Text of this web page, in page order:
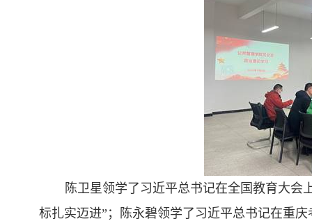
陈卫星领学了习近平总书记在全国教育大会
标扎实迈进”；陈永碧领学了习近平总书记在重